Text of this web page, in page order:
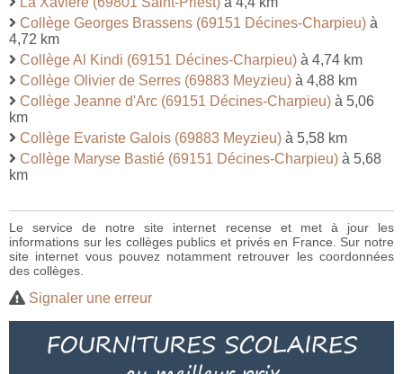
Collège Georges Brassens (69151 Décines-Charpieu) à
4,72 km
Collège Al Kindi (69151 Décines-Charpieu) à 4,74 km
Collège Olivier de Serres (69883 Meyzieu) à 4,88 km
Collège Jeanne d'Arc (69151 Décines-Charpieu) à 5,06
km
Collège Evariste Galois (69883 Meyzieu) à 5,58 km
Collège Maryse Bastié (69151 Décines-Charpieu) à 5,68
km
Le service de notre site internet recense et met à jour les
informations sur les collèges publics et privés en France. Sur notre
site internet vous pouvez notamment retrouver les coordonnées
des collèges.
Signaler une erreur